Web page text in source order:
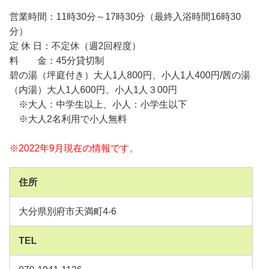
営業時間：11時30分～17時30分（最終入浴時間16時30
分）
定 休 日：不定休（週2回程度）
料 金：45分貸切制
碧の湯（坪庭付き）大人1人800円、小人1人400円/茜の湯
（内湯）大人1人600円、小人1人３00円
※大人：中学生以上、小人：小学生以下
※大人2名利用で小人無料
※2022年9月現在の情報です。
住所
大分県別府市天満町4-6
TEL